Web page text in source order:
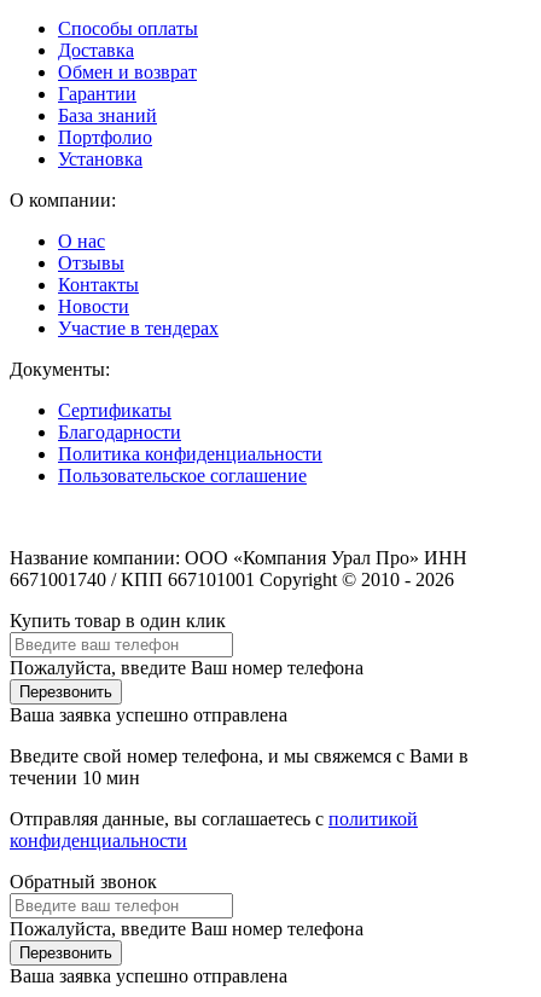
Способы оплаты
Доставка
Обмен и возврат
Гарантии
База знаний
Портфолио
Установка
О компании:
О нас
Отзывы
Контакты
Новости
Участие в тендерах
Документы:
Сертификаты
Благодарности
Политика конфиденциальности
Пользовательское соглашение
Название компании: ООО «Компания Урал Про» ИНН
6671001740 / КПП 667101001 Copyright © 2010 - 2026
Купить товар в один клик
Пожалуйста, введите Ваш номер телефона
Перезвонить
Ваша заявка успешно отправлена
Введите свой номер телефона, и мы свяжемся с Вами в
течении 10 мин
Отправляя данные, вы соглашаетесь с политикой
конфиденциальности
Обратный звонок
Пожалуйста, введите Ваш номер телефона
Перезвонить
Ваша заявка успешно отправлена